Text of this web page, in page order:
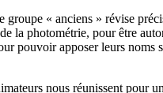
groupe « anciens » révise
la photométrie, pour être
pouvoir apposer leurs noms
nous réunissent pour